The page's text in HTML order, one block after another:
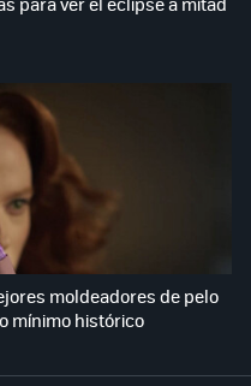
moldeadores de pelo
mínimo histórico